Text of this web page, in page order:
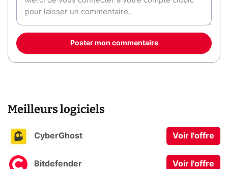
Poster mon commentaire
Meilleurs logiciels
CyberGhost Voir l'offre
Bitdefender Voir l'offre